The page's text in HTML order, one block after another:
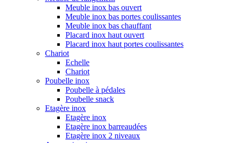
Meuble inox bas ouvert
Meuble inox bas portes coulissantes
Meuble inox bas chauffant
Placard inox haut ouvert
Placard inox haut portes coulissantes
Chariot
Echelle
Chariot
Poubelle inox
Poubelle à pédales
Poubelle snack
Etagère inox
Etagère inox
Etagère inox barreaudées
Etagère inox 2 niveaux